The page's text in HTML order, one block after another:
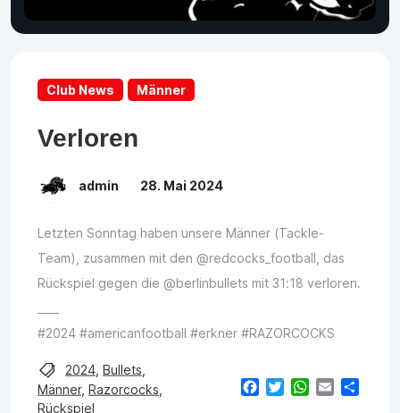
Club News Männer
Verloren
admin 28. Mai 2024
Letzten Sonntag haben unsere Männer (Tackle-
Team), zusammen mit den @redcocks_football, das
Rückspiel gegen die @berlinbullets mit 31:18 verloren.
#2024 #americanfootball #erkner #RAZORCOCKS
2024 Bullets
Männer, Razorcocks
Rückspiel
Facebook
TwitterWhatsApp
Email